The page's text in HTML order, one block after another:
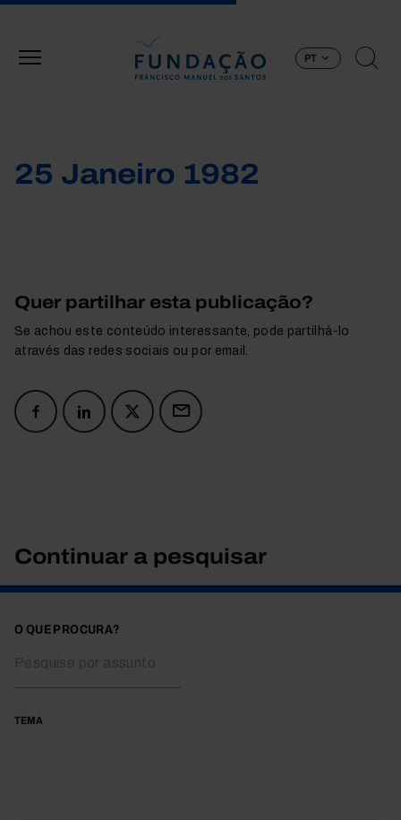
PT
25 Janeiro 1982
Quer partilhar esta publicação?
Se achou este conteúdo interessante, pode partilhá-lo
através das redes sociais ou por email.
Continuar a pesquisar
O QUE PROCURA?
TEMA